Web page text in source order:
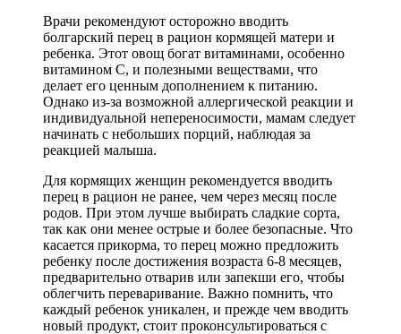
Врачи рекомендуют осторожно вводить
болгарский перец в рацион кормящей матери и
ребенка. Этот овощ богат витаминами, особенно
витамином C, и полезными веществами, что
делает его ценным дополнением к питанию.
Однако из-за возможной аллергической реакции и
индивидуальной непереносимости, мамам следует
начинать с небольших порций, наблюдая за
реакцией малыша.
Для кормящих женщин рекомендуется вводить
перец в рацион не ранее, чем через месяц после
родов. При этом лучше выбирать сладкие сорта,
так как они менее острые и более безопасные. Что
касается прикорма, то перец можно предложить
ребенку после достижения возраста 6-8 месяцев,
предварительно отварив или запекши его, чтобы
облегчить переваривание. Важно помнить, что
каждый ребенок уникален, и прежде чем вводить
новый продукт, стоит проконсультироваться с